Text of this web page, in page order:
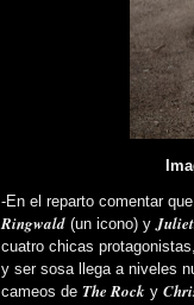
-En el reparto comentar
Ringwald (un icono) y
cuatro chicas
y ser sosa llega a niveles
cameos de The Rock y